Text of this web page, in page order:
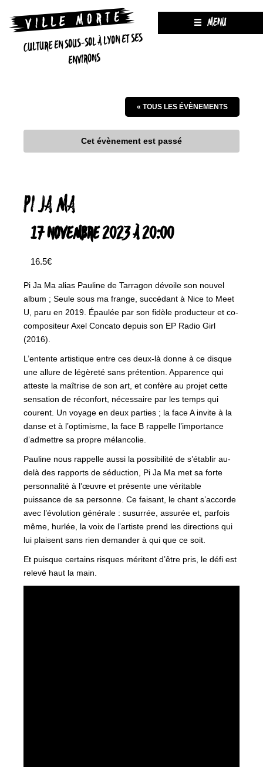
CULTURE EN SOUS-SOL À LYON ET SES
ENVIRONS
MENU
« TOUS LES ÉVÈNEMENTS
Cet évènement est passé
PI JA MA
17 NOVEMBRE 2023 À 20:00
16.5€
Pi Ja Ma alias Pauline de Tarragon dévoile son nouvel
album ; Seule sous ma frange, succédant à Nice to Meet
U, paru en 2019. Épaulée par son fidèle producteur et co-
compositeur Axel Concato depuis son EP Radio Girl
(2016).
L’entente artistique entre ces deux-là donne à ce disque
une allure de légèreté sans prétention. Apparence qui
atteste la maîtrise de son art, et confère au projet cette
sensation de réconfort, nécessaire par les temps qui
courent. Un voyage en deux parties ; la face A invite à la
danse et à l’optimisme, la face B rappelle l’importance
d’admettre sa propre mélancolie.
Pauline nous rappelle aussi la possibilité de s’établir au-
delà des rapports de séduction, Pi Ja Ma met sa forte
personnalité à l’œuvre et présente une véritable
puissance de sa personne. Ce faisant, le chant s’accorde
avec l’évolution générale : susurrée, assurée et, parfois
même, hurlée, la voix de l’artiste prend les directions qui
lui plaisent sans rien demander à qui que ce soit.
Et puisque certains risques méritent d’être pris, le défi est
relevé haut la main.